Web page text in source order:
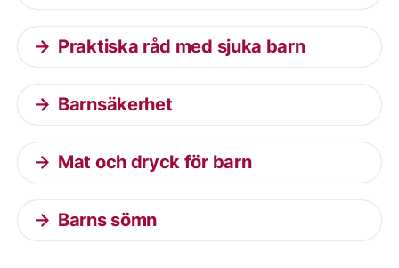
Praktiska råd med sjuka barn
Barnsäkerhet
Mat och dryck för barn
Barns sömn